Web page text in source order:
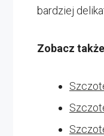
bardziej
Zobacz